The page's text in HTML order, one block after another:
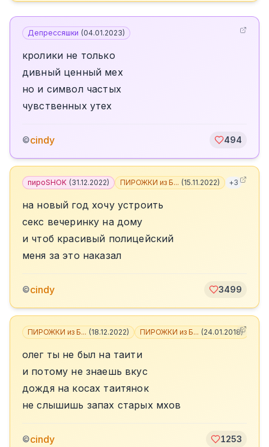
Депрессяшки (04.01.2023)
кролики не только
дивный ценный мех
но и символ частых
чувственных утех
©cindy 494
пироSHOK (31.12.2022) ПИРОЖКИ из Б... (15.11.2022) +3
на новый год хочу устроить
секс вечеринку на дому
и чтоб красивый полицейский
меня за это наказал
©cindy 3499
ПИРОЖКИ из Б... (18.12.2022) ПИРОЖКИ из Б... (24.01.2018)
олег ты не был на таити
и потому не знаешь вкус
дождя на косах таитянок
не слышишь запах старых мхов
©cindy 1253